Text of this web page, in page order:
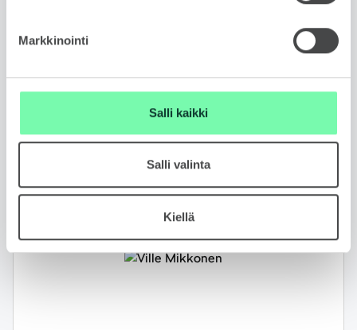
Markkinointi
Salli kaikki
Salli valinta
Kiellä
Rahoituslaskuri
Jätä yhteydenottopyyntö